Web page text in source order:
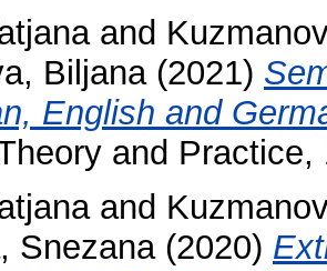
and
Biljana(2021)
English and
and
and
Snezana(2020)